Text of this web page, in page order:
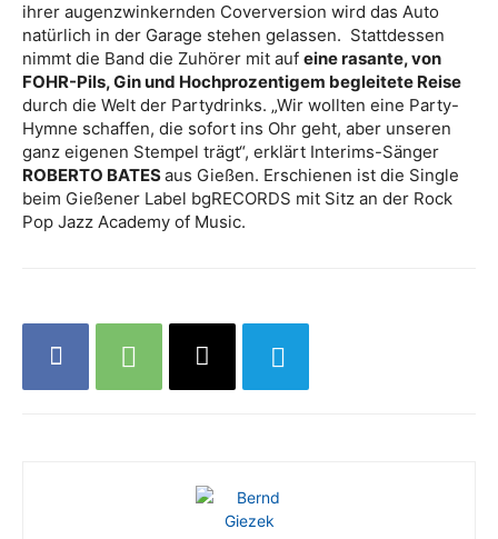
ihrer augenzwinkernden Coverversion wird das Auto
natürlich in der Garage stehen gelassen. Stattdessen
nimmt die Band die Zuhörer mit auf eine rasante, von
FOHR-Pils, Gin und Hochprozentigem begleitete Reise
durch die Welt der Partydrinks. „Wir wollten eine Party-
Hymne schaffen, die sofort ins Ohr geht, aber unseren
ganz eigenen Stempel trägt“, erklärt Interims-Sänger
ROBERTO BATESaus Gießen. Erschienen ist die Single
beim Gießener Label bgRECORDS mit Sitz an der Rock
Pop Jazz Academy of Music.